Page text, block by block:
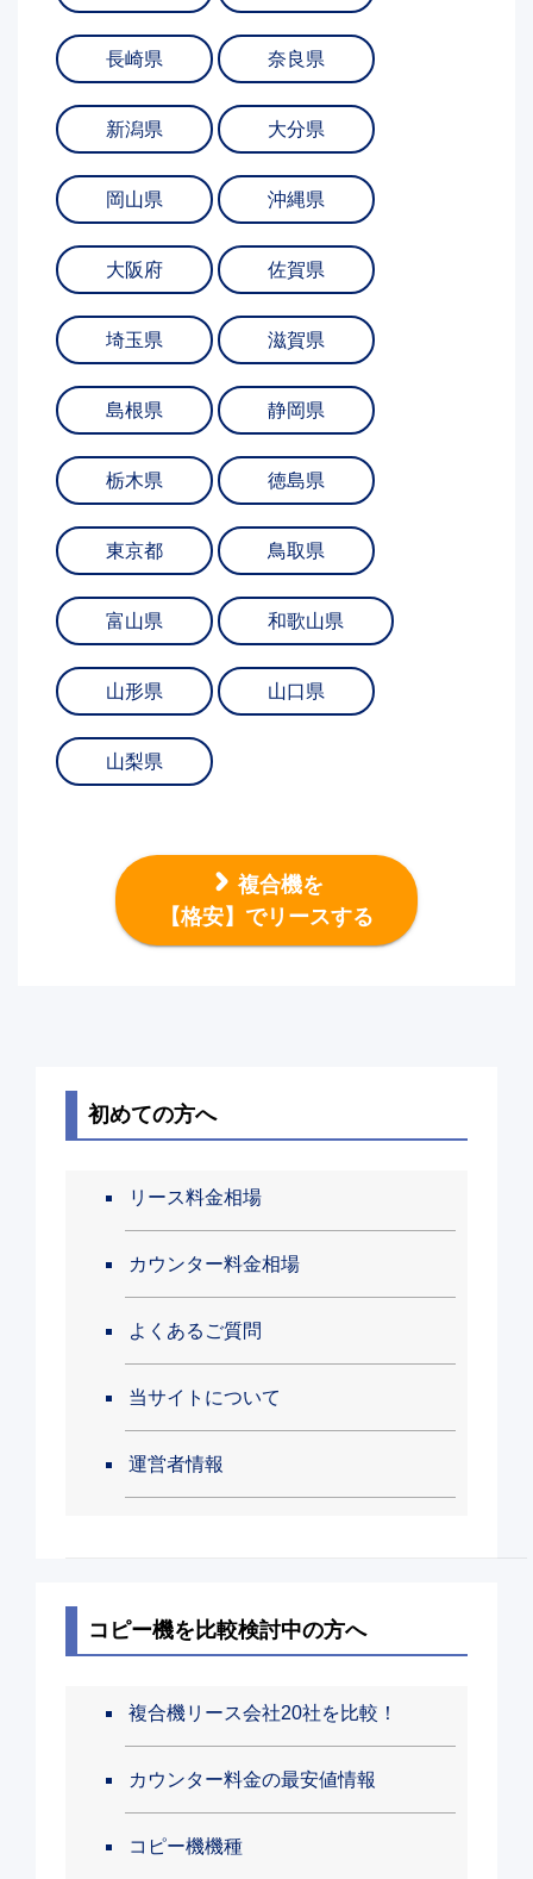
長崎県 奈良県
新潟県 大分県
岡山県 沖縄県
大阪府 佐賀県
埼玉県 滋賀県
島根県 静岡県
栃木県 徳島県
東京都 鳥取県
富山県 和歌山県
山形県 山口県
山梨県
複合機を
【格安】でリースする
初めての方へ
リース料金相場
カウンター料金相場
よくあるご質問
当サイトについて
運営者情報
コピー機を比較検討中の方へ
複合機リース会社20社を比較！
カウンター料金の最安値情報
コピー機機種